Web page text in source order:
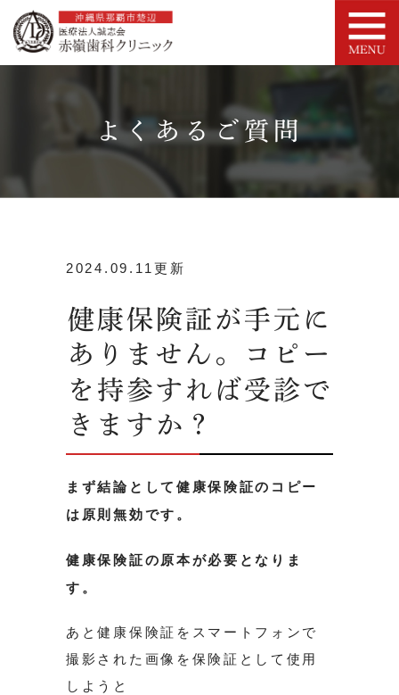
よくあるご質問
2024.09.11更新
健康保険証が手元に
ありません。コピー
を持参すれば受診で
きますか？
まず結論として健康保険証のコピー
は原則無効です。
健康保険証の原本が必要となりま
す。
あと健康保険証をスマートフォンで
撮影された画像を保険証として使用
しようと